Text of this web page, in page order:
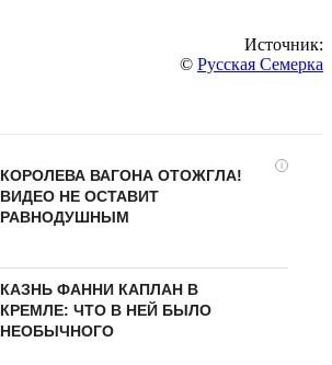
Источник:
© Русская Семерка
i
КОРОЛЕВА ВАГОНА ОТОЖГЛА!
ВИДЕО НЕ ОСТАВИТ
РАВНОДУШНЫМ
КАЗНЬ ФАННИ КАПЛАН В
КРЕМЛЕ: ЧТО В НЕЙ БЫЛО
НЕОБЫЧНОГО